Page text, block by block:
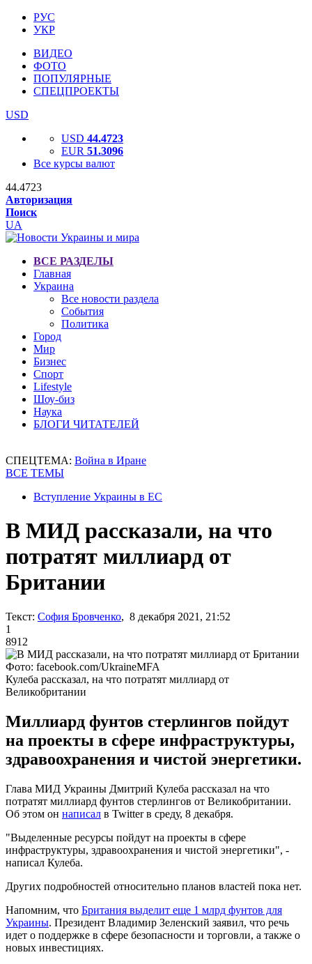
РУС
УКР
ВИДЕО
ФОТО
ПОПУЛЯРНЫЕ
СПЕЦПРОЕКТЫ
USD
USD 44.4723
EUR 51.3096
Все курсы валют
44.4723
Авторизация
Поиск
UA
ВСЕ РАЗДЕЛЫ
Главная
Украина
Все новости раздела
События
Политика
Город
Мир
Бизнес
Спорт
Lifestyle
Шоу-биз
Наука
БЛОГИ ЧИТАТЕЛЕЙ
СПЕЦТЕМА: Война в Иране
ВСЕ ТЕМЫ
Вступление Украины в ЕС
В МИД рассказали, на что
потратят миллиард от
Британии
Текст: София Бровченко, 8 декабря 2021, 21:52
1
8912
Фото: facebook.com/UkraineMFA
Кулеба рассказал, на что потратят миллиард от
Великобритании
Миллиард фунтов стерлингов пойдут
на проекты в сфере инфраструктуры,
здравоохранения и чистой энергетики.
Глава МИД Украины Дмитрий Кулеба рассказал на что
потратят миллиард фунтов стерлингов от Великобритании.
Об этом он написал в Twitter в среду, 8 декабря.
"Выделенные ресурсы пойдут на проекты в сфере
инфраструктуры, здравоохранения и чистой энергетики", -
написал Кулеба.
Других подробностей относительно планов властей пока нет.
Напомним, что Британия выделит еще 1 млрд фунтов для
Украины. Президент Владимир Зеленский заявил, что речь
идет о поддержке в сфере безопасности и торговли, а также о
новых инвестициях.